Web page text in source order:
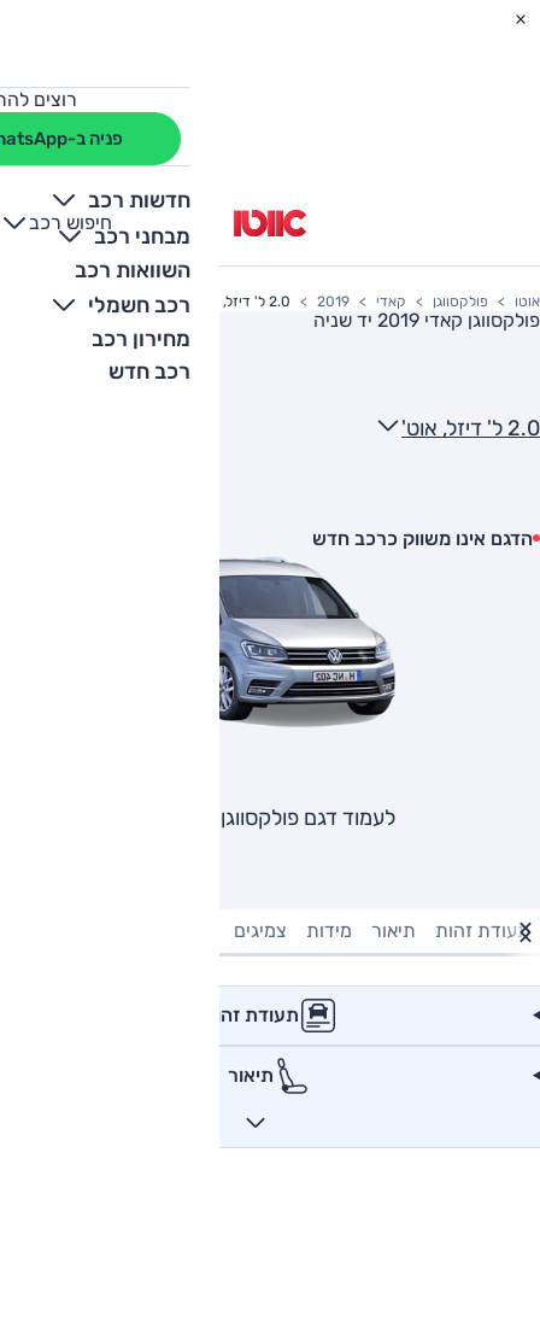
רוצים
פניה ב-WhatsApp
חדשות רכב
מבחני רכב
השוואות רכב
רכב חשמלי
מחירון רכב
רכב חדש
חיפוש רכב
+
-
אוטו פולקסווגן קאדי 2019 2.0 ל' דיזל, אוט'
פולקסווגן קאדי 2019 יד שניה
2.0 ל' דיזל, אוט'
הדגם אינו משווק כרכב חדש
לעמוד דגם פולקסווגן קאדי
תעודת זהות תיאור מידות צמיגים
תעודת זהות
תיאור